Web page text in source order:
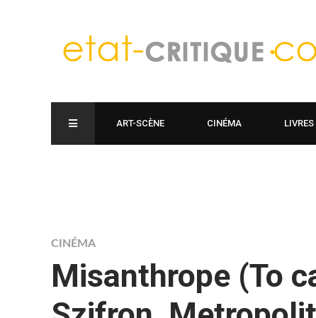
ART-SCÈNE CINÉMA LIVRES
CINÉMA
Misanthrope (To